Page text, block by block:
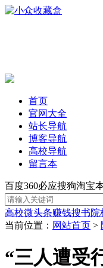
首页
官网大全
站长导航
博客导航
高校导航
留言本
百度360必应搜狗淘宝
高校微头条赚钱搜书院
当前位置： 网站首页 >
“三人遭受